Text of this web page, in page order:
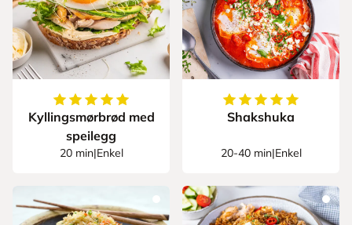
5av5stjerner
Kyllingsmørbrød med
speilegg
20 min|Enkel
5av5stjerner
Shakshuka
20-40 min|Enkel